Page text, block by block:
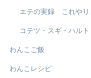
エテの実録 これやり
コテツ・スギ・ハルト
わんこご飯
わんこレシピ